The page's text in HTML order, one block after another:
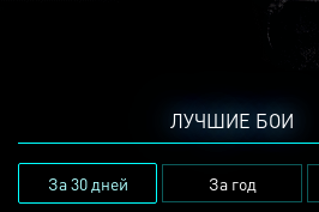
ЛУЧШИЕ БОИ
За 30 дней За год